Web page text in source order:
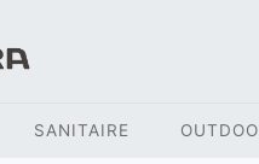
SANITAIRE